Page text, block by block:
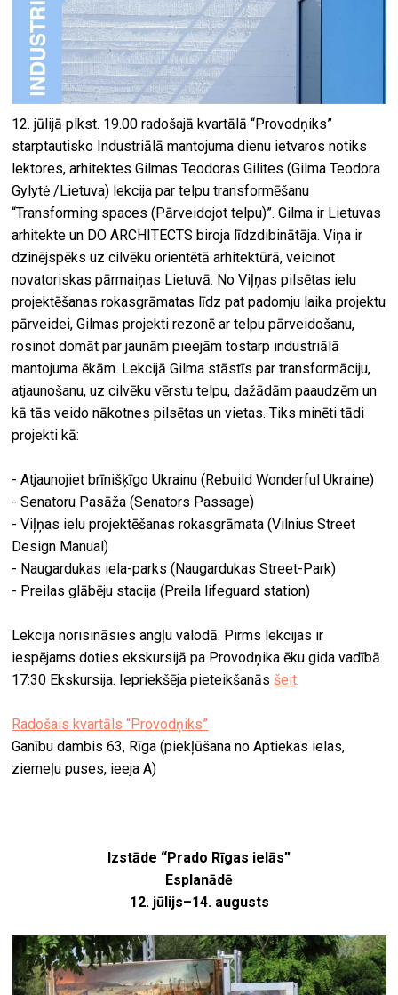
12. jūlijā plkst. 19.00 radošajā kvartālā “Provodņiks”
starptautisko Industriālā mantojuma dienu ietvaros notiks
lektores, arhitektes Gilmas Teodoras Gilites (Gilma Teodora
Gylytė /Lietuva) lekcija par telpu transformēšanu
“Transforming spaces (Pārveidojot telpu)”. Gilma ir Lietuvas
arhitekte un DO ARCHITECTS biroja līdzdibinātāja. Viņa ir
dzinējspēks uz cilvēku orientētā arhitektūrā, veicinot
novatoriskas pārmaiņas Lietuvā. No Viļņas pilsētas ielu
projektēšanas rokasgrāmatas līdz pat padomju laika projektu
pārveidei, Gilmas projekti rezonē ar telpu pārveidošanu,
rosinot domāt par jaunām pieejām tostarp industriālā
mantojuma ēkām. Lekcijā Gilma stāstīs par transformāciju,
atjaunošanu, uz cilvēku vērstu telpu, dažādām paaudzēm un
kā tās veido nākotnes pilsētas un vietas. Tiks minēti tādi
projekti kā:
- Atjaunojiet brīnišķīgo Ukrainu (Rebuild Wonderful Ukraine)
- Senatoru Pasāža (Senators Passage)
- Viļņas ielu projektēšanas rokasgrāmata (Vilnius Street
Design Manual)
- Naugardukas iela-parks (Naugardukas Street-Park)
- Preilas glābēju stacija (Preila lifeguard station)
Lekcija norisināsies angļu valodā. Pirms lekcijas ir
iespējams doties ekskursijā pa Provodņika ēku gida vadībā.
17:30 Ekskursija. Iepriekšēja pieteikšanās šeit.
Radošais kvartāls “Provodņiks”
Ganību dambis 63, Rīga (piekļūšana no Aptiekas ielas,
ziemeļu puses, ieeja A)
Izstāde “Prado Rīgas ielās”
Esplanādē
12. jūlijs–14. augusts